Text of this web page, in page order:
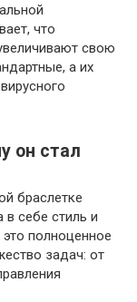
что
свою
а их
он стал
браслетке
себе стиль и
полноценное
задач: от